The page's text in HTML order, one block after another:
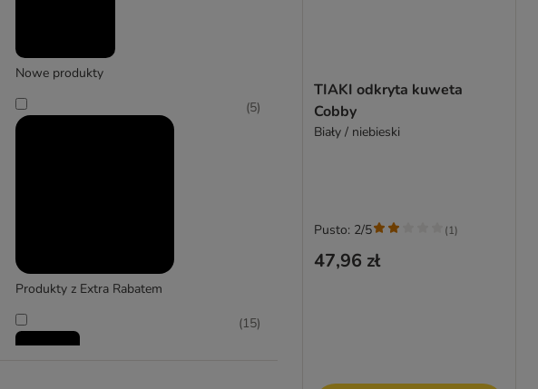
Nowe produkty
Produkty z Extra Rabatem
(5)
(15)
TIAKI odkryta kuweta
Cobby
Biały / niebieski
47,96 zł
Pusto: 2/5 (1)